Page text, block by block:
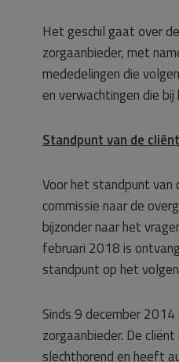
Het geschil gaat over
zorgaanbieder, met
mededelingen die
en verwachtingen die
Standpunt van de cliënt
Voor het standpunt
commissie naar de
bijzonder naar het
februari 2018 is
standpunt op het
Sinds 9 december
zorgaanbieder. De
slechthorend en heeft